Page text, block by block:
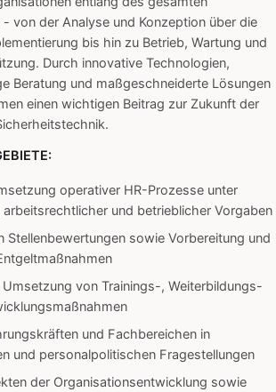
von der Analyse und Konzeption über die
bis hin zu Betrieb, Wartung und
Durch innovative Technologien,
Beratung und maßgeschneiderte Lösungen
einen wichtigen Beitrag zur Zukunft der
operativer HR-Prozesse unter
und betrieblicher Vorgaben
Stellenbewertungen sowie Vorbereitung und
von Trainings-, Weiterbildungs-
und Fachbereichen in
und personalpolitischen Fragestellungen
der Organisationsentwicklung sowie